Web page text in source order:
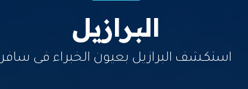
البرازيل
استكشف البرازيل بعيون الخبراء فى سافر